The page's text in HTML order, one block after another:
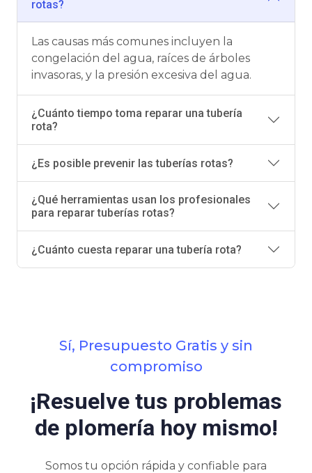
rotas?
Las causas más comunes incluyen la
congelación del agua, raíces de árboles
invasoras, y la presión excesiva del agua.
¿Cuánto tiempo toma reparar una tubería
rota?
¿Es posible prevenir las tuberías rotas?
¿Qué herramientas usan los profesionales
para reparar tuberías rotas?
¿Cuánto cuesta reparar una tubería rota?
Sí, Presupuesto Gratis y sin
compromiso
¡Resuelve tus problemas
de plomería hoy mismo!
Somos tu opción rápida y confiable para